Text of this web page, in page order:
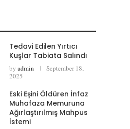
Tedavi Edilen Yırtıcı
Kuşlar Tabiata Salındı
by admin
September 18,
2025
Eski Eşini Öldüren İnfaz
Muhafaza Memuruna
Ağırlaştırılmış Mahpus
İstemi